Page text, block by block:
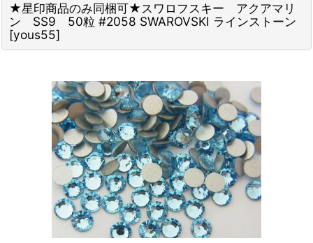
★星印商品のみ同梱可★スワロフスキー アクアマリ
ン SS9 50粒 #2058 SWAROVSKI ラインストーン
[yous55]